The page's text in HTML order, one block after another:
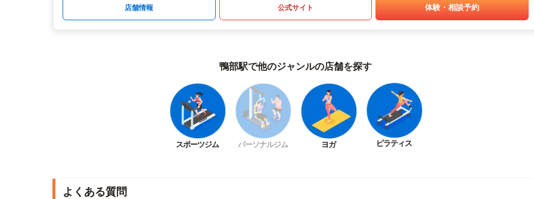
店舗情報 公式サイト 体験・相談予約
鴨部駅で他のジャンルの店舗を探す
スポーツジム パーソナルジム ヨガ ピラティス
よくある質問